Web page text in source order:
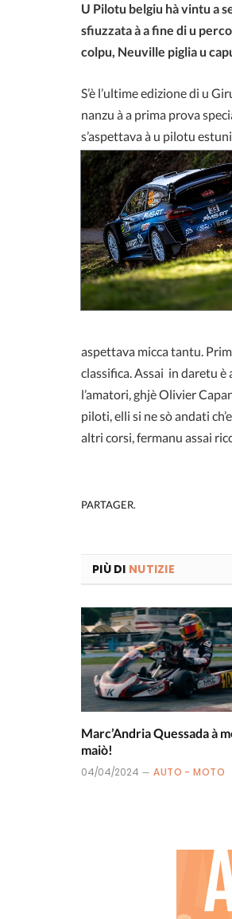
U Pilotu belgiu hà vintu a
sfiuzzata à a fine di u
colpu, Neuville piglia u
S’è l’ultime edizione di u
nanzu à a prima prova
s’aspettava à u pilotu
aspettava micca tantu.
classifica. Assai in daretu è
l’amatori, ghjè Olivier
piloti, elli si ne sò andati
altri corsi, fermanu assai
PARTAGER.
PIÙ DI NUTIZIE
Marc’Andria Quessada à
maiò!
04/04/2024 AUTO - MOTO